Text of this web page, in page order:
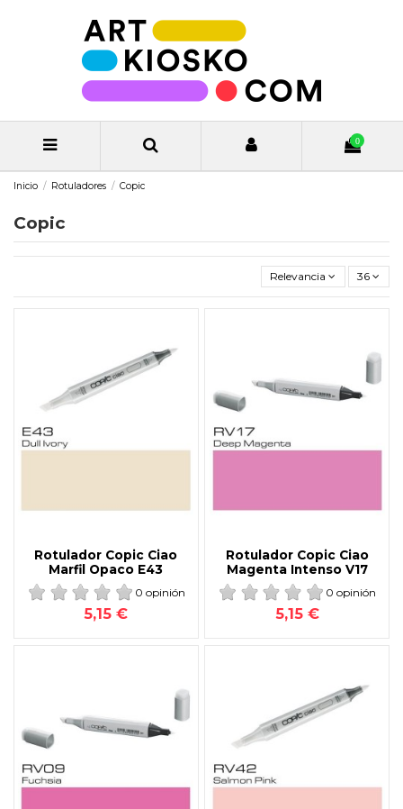
0
Inicio Rotuladores Copic
Copic
Relevancia 36
Rotulador Copic Ciao
Marfil Opaco E43
0 opinión
5,15 €
Rotulador Copic Ciao
Magenta Intenso V17
0 opinión
5,15 €